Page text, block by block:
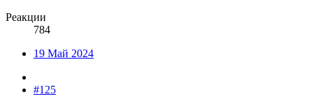
Реакции
784
19 Май 2024
#125